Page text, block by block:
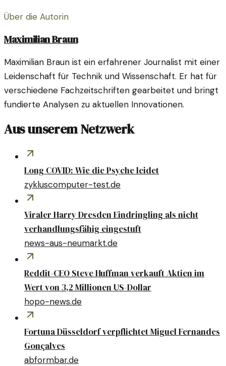
Über die Autorin
Maximilian Braun
Maximilian Braun ist ein erfahrener Journalist mit einer
Leidenschaft für Technik und Wissenschaft. Er hat für
verschiedene Fachzeitschriften gearbeitet und bringt
fundierte Analysen zu aktuellen Innovationen.
Aus unserem Netzwerk
Long COVID: Wie die Psyche leidet
zykluscomputer-test.de
Viraler Harry Dresden Eindringling als nicht
verhandlungsfähig eingestuft
news-aus-neumarkt.de
Reddit-CEO Steve Huffman verkauft Aktien im
Wert von 3,2 Millionen US-Dollar
hopo-news.de
Fortuna Düsseldorf verpflichtet Miguel Fernandes
Gonçalves
abformbar.de